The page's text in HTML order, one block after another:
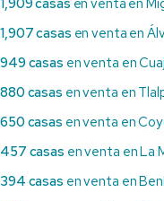
1,909 casas en venta en
1,907 casas en venta en
949 casas en venta en
880 casas en venta en
650 casas en venta en
457 casas en venta en La
394 casas en venta en